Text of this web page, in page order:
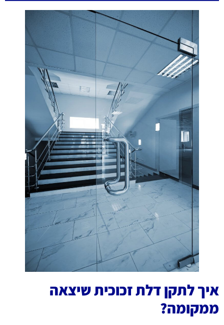
איך לתקן דלת זכוכית שיצאה
ממקומה?